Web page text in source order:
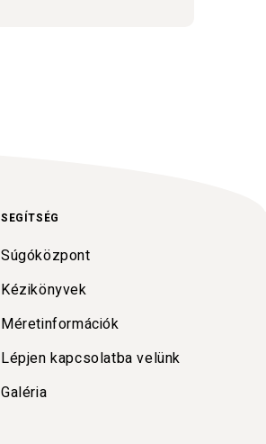
SEGÍTSÉG
Súgóközpont
Kézikönyvek
Méretinformációk
Lépjen kapcsolatba velünk
Galéria